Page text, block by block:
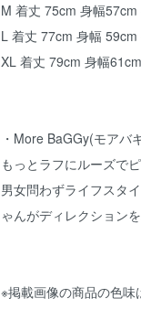
M 着丈 75cm 身幅
L 着丈 77cm 身幅
XL 着丈 79cm 身幅
・ More BaGGy(モアバ
もっとラフにルーズでピ
男女問わずライフスタ
ゃんがディレクション
※掲載画像の商品の色味